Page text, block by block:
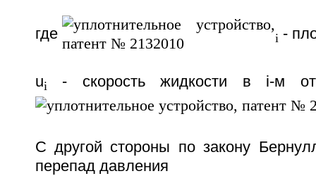
где i -
ui - скорость жидкости в i-м
С другой стороны по закону
перепад давления